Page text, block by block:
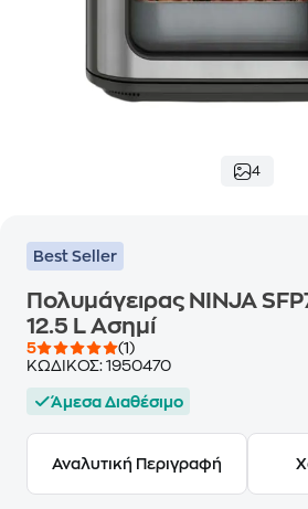
4
Best Seller
Πολυμάγειρας NINJA
12.5 L Ασημί
5
(1)
ΚΩΔΙΚΟΣ: 1950470
Άμεσα Διαθέσιμο
Αναλυτική Περιγραφή